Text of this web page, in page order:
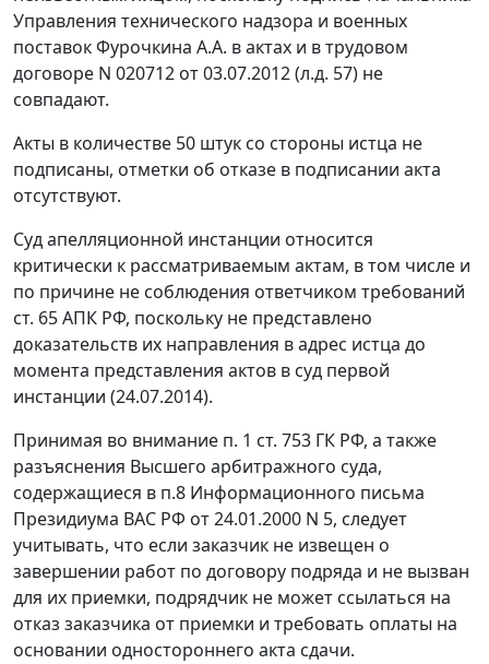
Управления технического надзора и военных
поставок Фурочкина А.А. в актах и в трудовом
договоре N 020712 от 03.07.2012 (л.д. 57) не
совпадают.
Акты в количестве 50 штук со стороны истца не
подписаны, отметки об отказе в подписании акта
отсутствуют.
Суд апелляционной инстанции относится
критически к рассматриваемым актам, в том числе и
по причине не соблюдения ответчиком требований
ст. 65АПК РФ, поскольку не представлено
доказательств их направления в адрес истца до
момента представления актов в суд первой
инстанции (24.07.2014).
Принимая во внимание п. 1 ст. 753 ГК РФ, а также
разъяснения Высшего арбитражного суда,
содержащиеся в п.8 Информационного письма
Президиума ВАС РФ от 24.01.2000 N 5, следует
учитывать, что если заказчик не извещен о
завершении работ по договору подряда и не вызван
для их приемки, подрядчик не может ссылаться на
отказ заказчика от приемки и требовать оплаты на
основании одностороннего акта сдачи.